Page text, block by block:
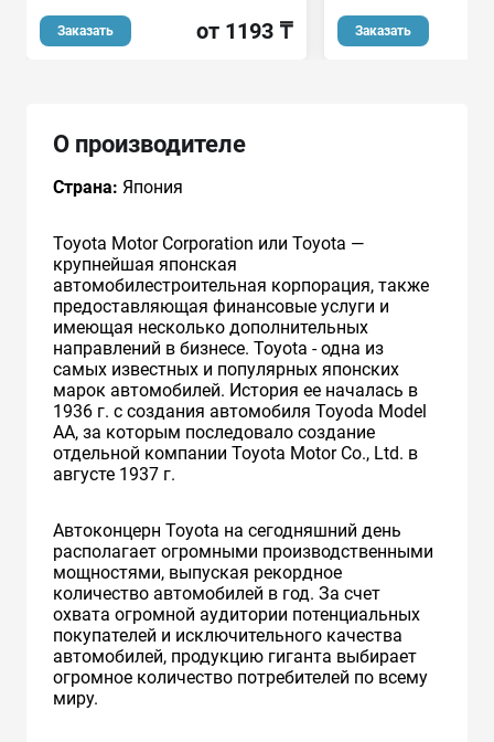
Заказать от 1193 ₸ Заказать
О производителе
Страна: Япония
Toyota Motor Corporation или Toyota —
крупнейшая японская
автомобилестроительная корпорация, также
предоставляющая финансовые услуги и
имеющая несколько дополнительных
направлений в бизнесе. Toyota - одна из
самых известных и популярных японских
марок автомобилей. История ее началась в
1936 г. с создания автомобиля Toyoda Model
AA, за которым последовало создание
отдельной компании Toyota Motor Co., Ltd. в
августе 1937 г.
Автоконцерн Toyota на сегодняшний день
располагает огромными производственными
мощностями, выпуская рекордное
количество автомобилей в год. За счет
охвата огромной аудитории потенциальных
покупателей и исключительного качества
автомобилей, продукцию гиганта выбирает
огромное количество потребителей по всему
миру.